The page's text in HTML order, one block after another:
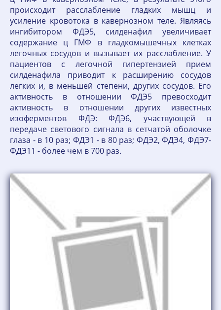
происходит расслабление гладких мышц и
усиление кровотока в кавернозном теле. Являясь
ингибитором ФДЭ5, силденафил увеличивает
содержание ц ГМФ в гладкомышечных клетках
легочных сосудов и вызывает их расслабление. У
пациентов с легочной гипертензией прием
силденафила приводит к расширению сосудов
легких и, в меньшей степени, других сосудов. Его
активность в отношении ФДЭ5 превосходит
активность в отношении других известных
изоферментов ФДЭ: ФДЭ6, участвующей в
передаче светового сигнала в сетчатой оболочке
глаза - в 10 раз; ФДЭ1 - в 80 раз; ФДЭ2, ФДЭ4, ФДЭ7-
ФДЭ11 - более чем в 700 раз.